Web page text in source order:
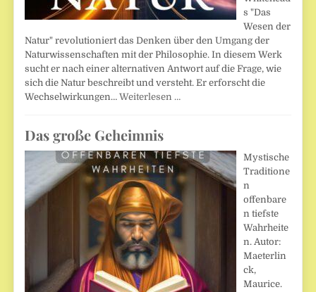
s "Das
Wesen der
Natur" revolutioniert das Denken über den Umgang der
Naturwissenschaften mit der Philosophie. In diesem Werk
sucht er nach einer alternativen Antwort auf die Frage, wie
sich die Natur beschreibt und versteht. Er erforscht die
Wechselwirkungen…Weiterlesen …
Das große Geheimnis
Mystische
Traditione
n
offenbare
n tiefste
Wahrheite
n. Autor:
Maeterlin
ck,
Maurice.